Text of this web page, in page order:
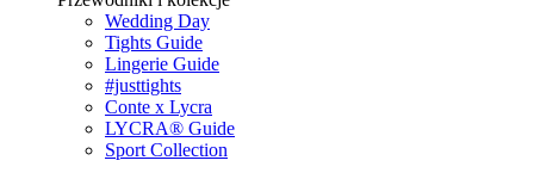
Wedding Day
Tights Guide
Lingerie Guide
#justtights
Conte x Lycra
LYCRA® Guide
Sport Сollection